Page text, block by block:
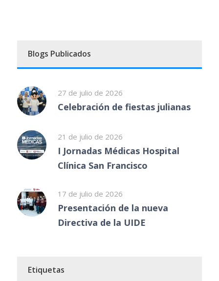
Blogs Publicados
27 de julio de 2026
Celebración de fiestas julianas
21 de julio de 2026
I Jornadas Médicas Hospital
Clínica San Francisco
17 de julio de 2026
Presentación de la nueva
Directiva de la UIDE
Etiquetas